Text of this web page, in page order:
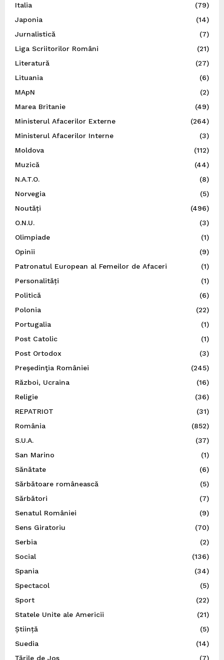
Italia
(79)
Japonia
(14)
Jurnalistică
(7)
Liga Scriitorilor Români
(21)
Literatură
(27)
Lituania
(6)
MApN
(2)
Marea Britanie
(49)
Ministerul Afacerilor Externe
(264)
Ministerul Afacerilor Interne
(3)
Moldova
(112)
Muzică
(44)
N.A.T.O.
(8)
Norvegia
(5)
Noutăți
(496)
O.N.U.
(3)
Olimpiade
(1)
Opinii
(9)
Patronatul European al Femeilor de Afaceri
(1)
Personalități
(1)
Politică
(6)
Polonia
(22)
Portugalia
(1)
Post Catolic
(1)
Post Ortodox
(3)
Preşedinţia României
(245)
Război, Ucraina
(16)
Religie
(36)
REPATRIOT
(31)
România
(852)
S.U.A.
(37)
San Marino
(1)
Sănătate
(6)
Sărbătoare românească
(5)
Sărbători
(7)
Senatul României
(9)
Sens Giratoriu
(70)
Serbia
(2)
Social
(136)
Spania
(34)
Spectacol
(5)
Sport
(22)
Statele Unite ale Americii
(21)
Știință
(5)
Suedia
(14)
Ţările de Jos
(7)